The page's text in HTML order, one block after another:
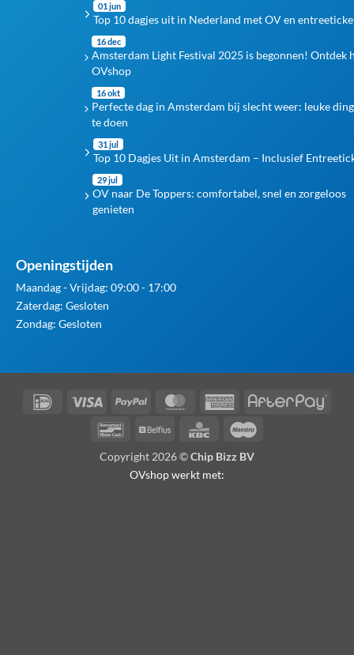
01 jun
Top 10 dagjes uit in Nederland met OV en
16 dec
Amsterdam Light Festival 2025 is begonnen! Ontdek
OVshop
16 okt
Perfecte dag in Amsterdam bij slecht weer: leuke
te doen
31 jul
Top 10 Dagjes Uit in Amsterdam – Inclusief
29 jul
OV naar De Toppers: comfortabel, snel en zorgeloos
genieten
Openingstijden
Maandag - Vrijdag: 09:00 - 17:00
Zaterdag: Gesloten
Zondag: Gesloten
IDeal Visa PayPal MasterCardAmerican
BancontactBelfius KBC
Copyright 2026 ©Chip Bizz BV
OVshop werkt met: